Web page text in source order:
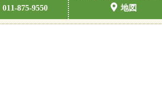
011-875-9550 地図